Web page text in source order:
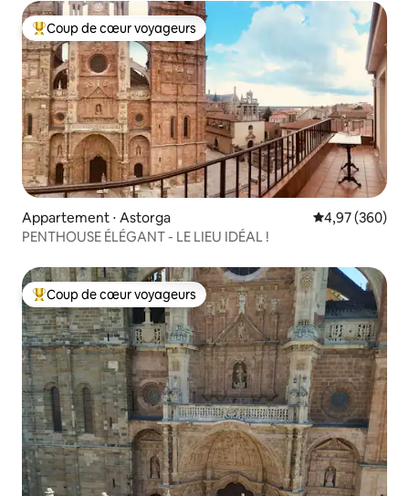
Coups de cœur voyageurs les plus appréciés
Coup de cœur voyageurs
Appartement ⋅ Astorga Évaluation
4,97 (360)
PENTHOUSE ÉLÉGANT - LE LIEU IDÉAL !
Coups de cœur voyageurs les plus appréciés
Coup de cœur voyageurs